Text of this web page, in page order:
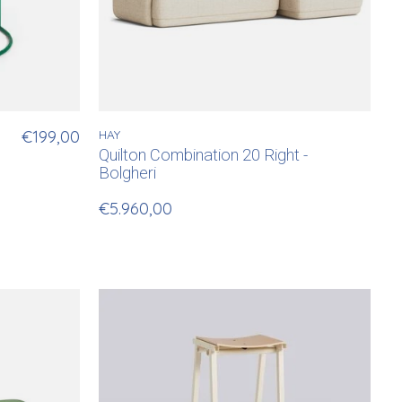
€199,00 HAY
Quilton Combination 20 Right -
Bolgheri
€5.960,00